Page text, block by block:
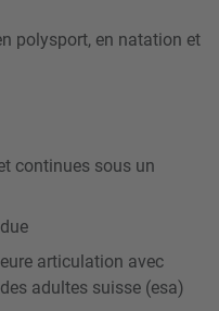
polysport, en natation et
continues sous un
articulation avec
adultes suisse (esa)